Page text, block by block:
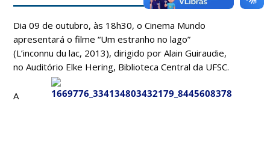
Dia 09 de outubro, às 18h30, o Cinema Mundo
apresentará o filme “Um estranho no lago”
(L’inconnu du lac, 2013), dirigido por Alain Guiraudie,
no Auditório Elke Hering, Biblioteca Central da UFSC.
A